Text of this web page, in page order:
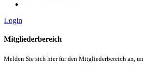
Login
Mitgliederbereich
Melden Sie sich hier für den Mitgliederbereich an,